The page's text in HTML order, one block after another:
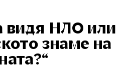
видя НЛО или
знаме на